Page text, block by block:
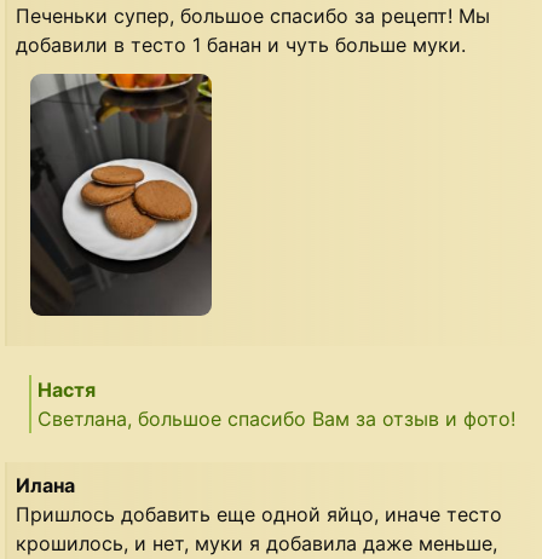
Печеньки супер, большое спасибо за рецепт! Мы
добавили в тесто 1 банан и чуть больше муки.
Настя
Светлана, большое спасибо Вам за отзыв и фото!
Илана
Пришлось добавить еще одной яйцо, иначе тесто
крошилось, и нет, муки я добавила даже меньше,